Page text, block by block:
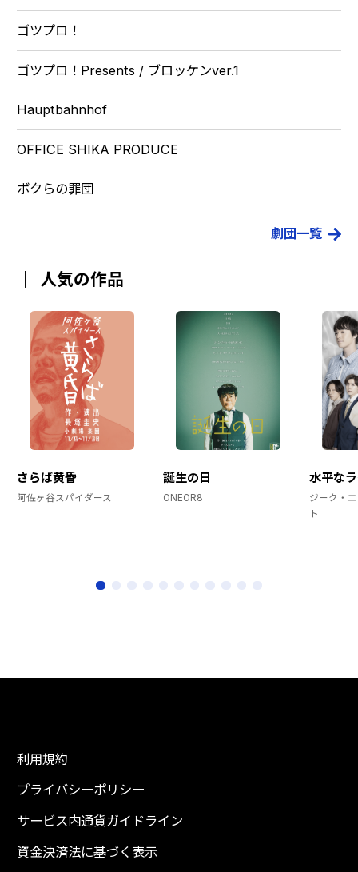
ゴツプロ！
ゴツプロ！Presents / ブロッケンver.1
Hauptbahnhof
OFFICE SHIKA PRODUCE
ボクらの罪団
劇団一覧
人気の作品
さらば黄昏
阿佐ヶ谷スパイダース
誕生の日
ONEOR8
水平な
ジーク・
ト
利用規約
プライバシーポリシー
サービス内通貨ガイドライン
資金決済法に基づく表示